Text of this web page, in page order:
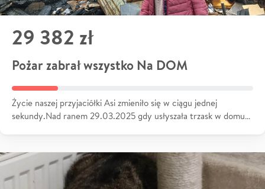
29 382 zł
Pożar zabrał wszystko Na DOM
Życie naszej przyjaciółki Asi zmieniło się w ciągu jednej
sekundy.Nad ranem 29.03.2025 gdy usłyszała trzask w domu…